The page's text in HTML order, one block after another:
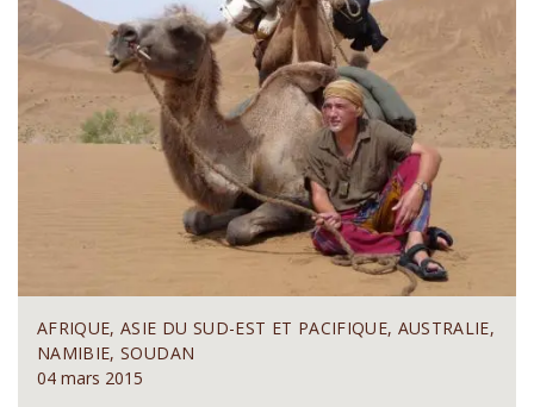
AFRIQUE, ASIE DU SUD-EST ET PACIFIQUE, AUSTRALIE,
NAMIBIE, SOUDAN
04 mars 2015